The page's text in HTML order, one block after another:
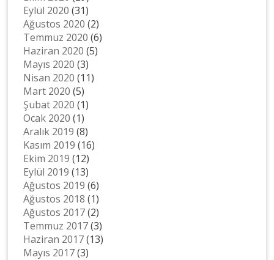
Eylül 2020 (31)
Ağustos 2020 (2)
Temmuz 2020 (6)
Haziran 2020 (5)
Mayıs 2020 (3)
Nisan 2020 (11)
Mart 2020 (5)
Şubat 2020 (1)
Ocak 2020 (1)
Aralık 2019 (8)
Kasım 2019 (16)
Ekim 2019 (12)
Eylül 2019 (13)
Ağustos 2019 (6)
Ağustos 2018 (1)
Ağustos 2017(2)
Temmuz 2017(3)
Haziran 2017(13)
Mayıs 2017(3)